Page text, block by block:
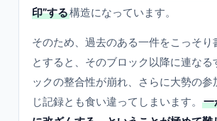
印”する構造になっています。
そのため、過去のある一件をこっそり
とすると、そのブロック以降に連なる
ックの整合性が崩れ、さらに大勢の参
じ記録とも食い違ってしまいます。
一